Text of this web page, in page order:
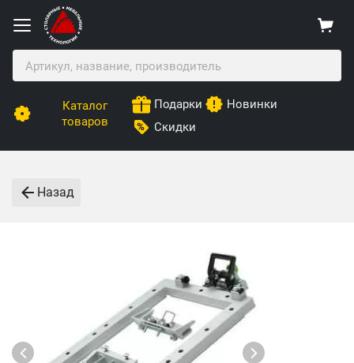
Каталог
товаров
Подарки
Новинки
Скидки
Назад